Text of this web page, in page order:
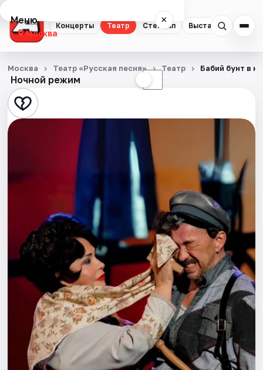
Концерты Театр Стендап Выставки
Меню ×
Москва
Концерты
Театр
Стендап
Квесты
Спорт
События
Города
Площадки
Артисты
Ночной режим ☾
Москва Театр «Русская песня» Театр Бабий бунт в